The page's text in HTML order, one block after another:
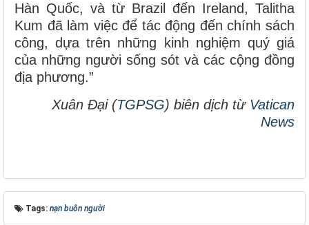
Hàn Quốc, và từ Brazil đến Ireland, Talitha
Kum đã làm việc để tác động đến chính sách
công, dựa trên những kinh nghiệm quý giá
của những người sống sót và các cộng đồng
địa phương.”
Xuân Đại (TGPSG) biên dịch từ Vatican
News
Tags: nạn buôn người